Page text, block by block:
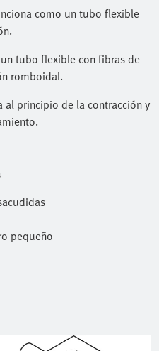
como un tubo flexible
tubo flexible con fibras de
romboidal.
al principio de la contracción y
pequeño